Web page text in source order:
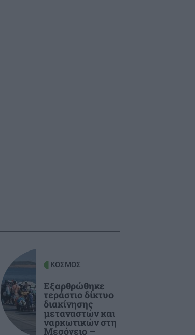
ΚΟΣΜΟΣ
Εξαρθρώθηκε
τεράστιο δίκτυο
διακίνησης
μεταναστών και
ναρκωτικών στη
Μεσόγειο –